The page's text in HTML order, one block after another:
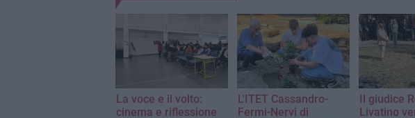
La voce e il volto:
cinema e riflessione
L'ITET Cassandro-
Fermi-Nervi di
Il giudice
Livatino